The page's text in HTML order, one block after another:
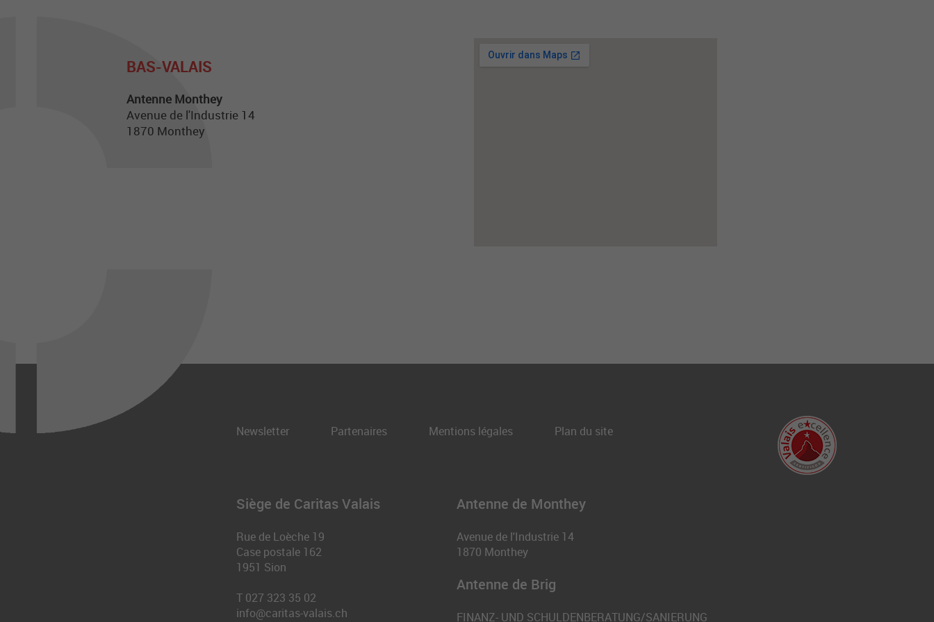
BAS-VALAIS
Antenne Monthey
Avenue de l'Industrie 14
1870 Monthey
Newsletter Partenaires Mentions légales Plan du site
Siège de Caritas Valais
Rue de Loèche 19
Case postale 162
1951 Sion
T 027 323 35 02
info@caritas-valais.ch
Antenne de Monthey
Avenue de l'Industrie 14
1870 Monthey
Antenne de Brig
FINANZ- UND SCHULDENBERATUNG/SANIERUNG